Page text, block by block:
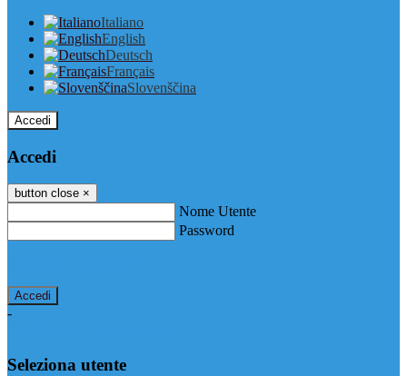
Italiano
English
Deutsch
Français
Slovenščina
Accedi
Accedi
button close ×
Nome Utente
Password
-
Seleziona utente